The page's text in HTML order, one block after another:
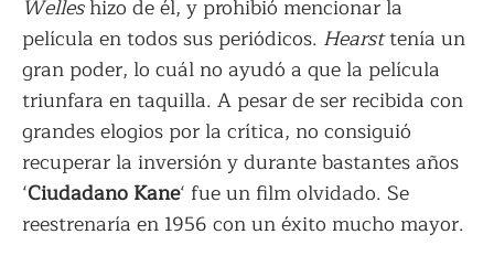
Welleshizo de él, y prohibió mencionar la
película en todos sus periódicos. Hearsttenía un
gran poder, lo cuál no ayudó a que la película
triunfara en taquilla. A pesar de ser recibida con
grandes elogios por la crítica, no consiguió
recuperar la inversión y durante bastantes años
‘Ciudadano Kane‘ fue un film olvidado. Se
reestrenaría en 1956 con un éxito mucho mayor.